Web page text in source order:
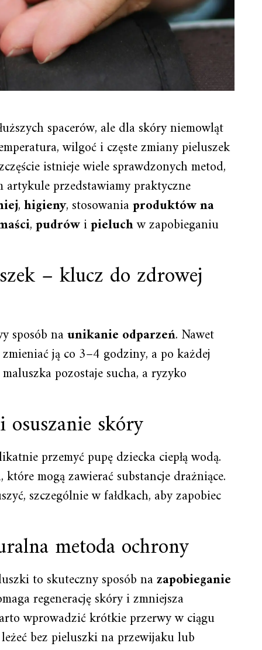
spacerów, ale dla skóry niemowląt
wilgoć i częste zmiany pieluszek
istnieje wiele sprawdzonych metod,
przedstawiamy praktyczne
,higieny, stosowaniaproduktów na
,pudrówipieluchw zapobieganiu
– klucz do zdrowej
sposób naunikanie odparzeń. Nawet
ją co 3–4 godziny, a po każdej
pozostaje sucha, a ryzyko
osuszanie skóry
przemyć pupę dziecka ciepłą wodą.
mogą zawierać substancje drażniące.
szczególnie w fałdkach, aby zapobiec
metoda ochrony
to skuteczny sposób nazapobieganie
regenerację skóry i zmniejsza
wprowadzić krótkie przerwy w ciągu
bez pieluszki na przewijaku lub